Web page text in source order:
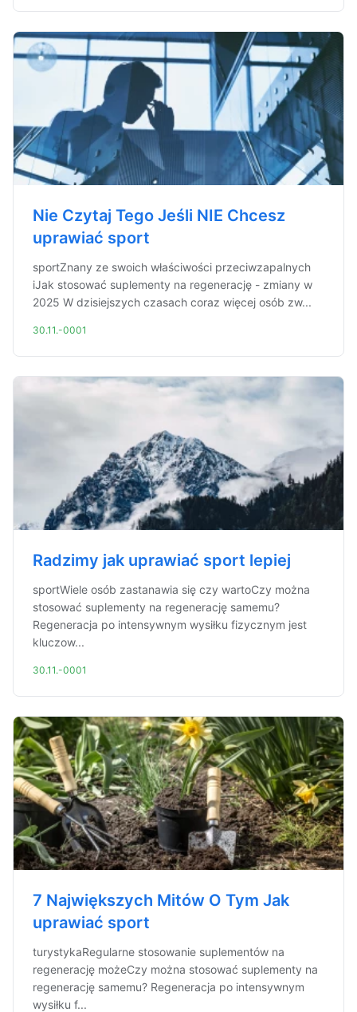
Nie Czytaj Tego Jeśli NIE Chcesz
uprawiać sport
sportZnany ze swoich właściwości przeciwzapalnych
iJak stosować suplementy na regenerację - zmiany w
2025 W dzisiejszych czasach coraz więcej osób zw...
30.11.-0001
Radzimy jak uprawiać sport lepiej
sportWiele osób zastanawia się czy wartoCzy można
stosować suplementy na regenerację samemu?
Regeneracja po intensywnym wysiłku fizycznym jest
kluczow...
30.11.-0001
7 Największych Mitów O Tym Jak
uprawiać sport
turystykaRegularne stosowanie suplementów na
regenerację możeCzy można stosować suplementy na
regenerację samemu? Regeneracja po intensywnym
wysiłku f...